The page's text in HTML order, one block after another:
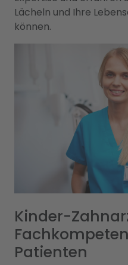
Lächeln und Ihre
können.
Kinder-
Patienten